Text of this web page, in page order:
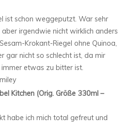
ist schon weggeputzt. War sehr
aber irgendwie nicht wirklich anders
Krokant-Riegel ohne Quinoa,
gar nicht so schlecht ist, da mir
etwas zu bitter ist.
Kitchen (Orig. Größe 330ml –
habe ich mich total gefreut und